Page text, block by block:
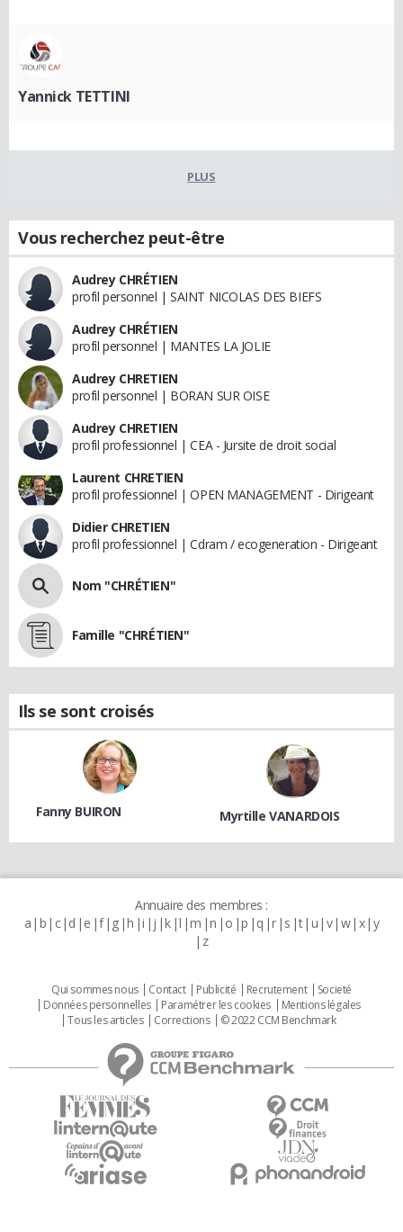
Yannick TETTINI
PLUS
Vous recherchez peut-être
Audrey CHRÉTIEN
profil personnel | SAINT NICOLAS DES BIEFS
Audrey CHRÉTIEN
profil personnel | MANTES LA JOLIE
Audrey CHRETIEN
profil personnel | BORAN SUR OISE
Audrey CHRETIEN
profil professionnel | CEA - Jursite de droit social
Laurent CHRETIEN
profil professionnel | OPEN MANAGEMENT - Dirigeant
Didier CHRETIEN
profil professionnel | Cdram / ecogeneration - Dirigeant
Nom "CHRÉTIEN"
Famille "CHRÉTIEN"
Ils se sont croisés
Fanny BUIRON Myrtille VANARDOIS
Annuaire des membres :
a b c d e f g h i j k l m n o p q r s t u v w x y
z
Qui sommes nous Contact Publicité Recrutement
Societé
Données personnelles
Paramétrer les cookies
Mentions légales
Tous les articles
Corrections © 2022 CCM Benchmark